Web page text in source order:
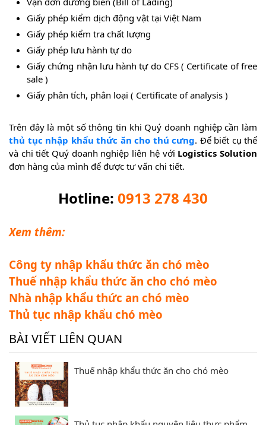
Giấy phép kiểm dịch động vật tại Việt Nam
Giấy phép kiểm tra chất lượng
Giấy phép lưu hành tự do
Giấy chứng nhận lưu hành tự do CFS ( Certificate of free
sale )
Giấy phân tích, phân loại ( Certificate of analysis )
Trên đây là một số thông tin khi Quý doanh nghiệp cần làm
thủ tục nhập khẩu thức ăn cho thú cưng. Để biết cụ thể
và chi tiết Quý doanh nghiệp liên hệ với Logistics Solution
đơn hàng của mình để được tư vấn chi tiết.
Hotline: 0913 278 430
Xem thêm:
Công ty nhập khẩu thức ăn chó mèo
Thuế nhập khẩu thức ăn cho chó mèo
Nhà nhập khẩu thức an chó mèo
Thủ tục nhập khẩu chó mèo
BÀI VIẾT LIÊN QUAN
Thuế nhập khẩu thức ăn cho chó mèo